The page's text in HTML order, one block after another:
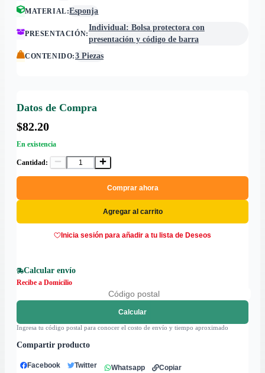
MATERIAL:Esponja
PRESENTACIÓN:
Individual: Bolsa protectora con
presentación y código de barra
CONTENIDO:3 Piezas
Datos de Compra
$82.20
En existencia
Cantidad:
Comprar ahora
Agregar al carrito
Inicia sesión para añadir a tu lista de Deseos
Calcular envío
Recibe a Domicilio
Calcular
Ingresa tu código postal para conocer el costo de envío y tiempo aproximado
Compartir producto
Facebook Twitter Whatsapp Copiar